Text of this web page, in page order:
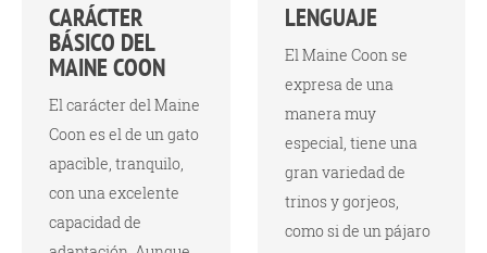
CARÁCTER
BÁSICO DEL
MAINE COON
El carácter del Maine
Coon es el de un gato
apacible, tranquilo,
con una excelente
capacidad de
LENGUAJE
El Maine Coon se
expresa de una
manera muy
especial, tiene una
gran variedad de
trinos y gorjeos,
como si de un pájaro